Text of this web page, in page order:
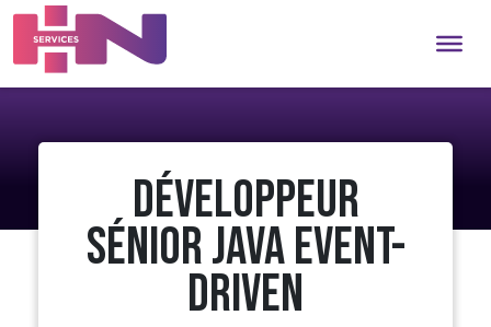
Développeur
Sénior Java event-
driven